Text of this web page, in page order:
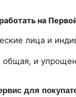
на
лица и
общая, и
для